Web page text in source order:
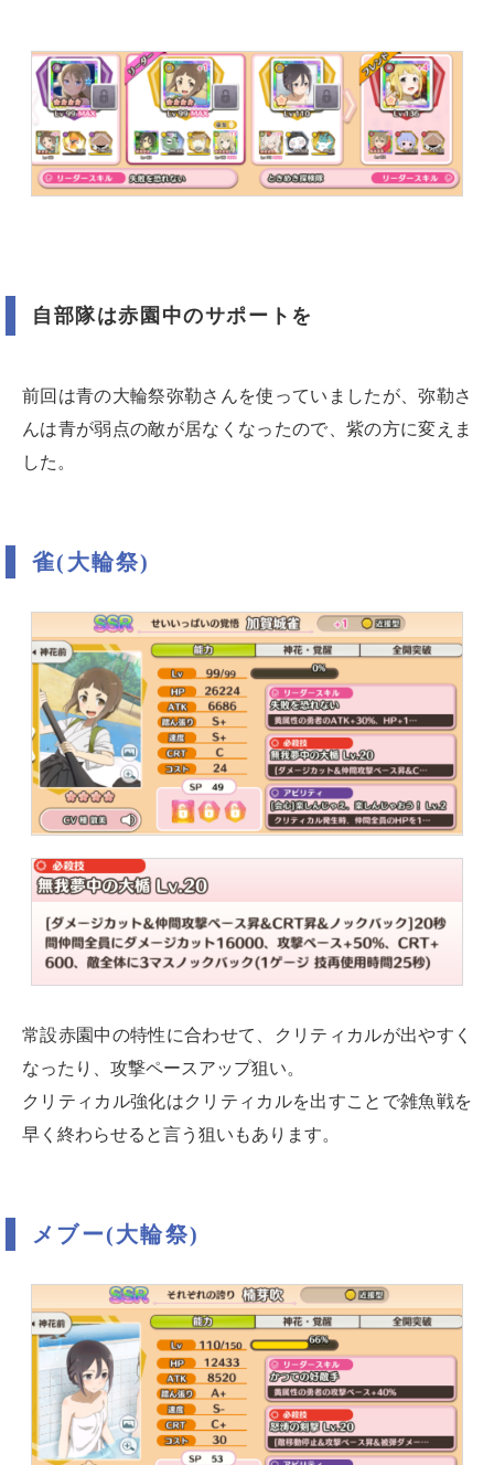
自部隊は赤園中のサポートを
前回は青の大輪祭弥勒さんを使っていましたが、弥勒さ
んは青が弱点の敵が居なくなったので、紫の方に変えま
した。
雀(大輪祭)
常設赤園中の特性に合わせて、クリティカルが出やすく
なったり、攻撃ペースアップ狙い。
クリティカル強化はクリティカルを出すことで雑魚戦を
早く終わらせると言う狙いもあります。
メブー(大輪祭)